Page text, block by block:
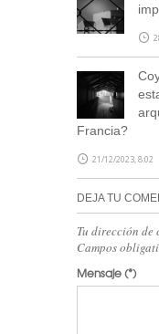
Francia?
21/12/2023, 8:02
DEJA TU
Tu dirección de
Campos
Mensaje(*)